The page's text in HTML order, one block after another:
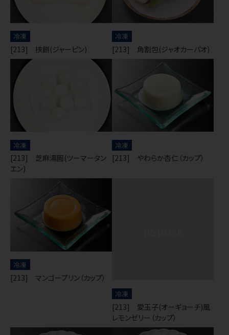
冷凍
[213] 挟餅(ジャーピン)
冷凍
[213] 角割包(ジャオカーパオ)
冷凍
[213] 芝麻湯圓(ツーマータン
エン)
冷凍
[213] やわらか杏仁（カップ）
冷凍
[213] マンゴープリン（カップ）
冷凍
[213] 愛玉子(オーギョーチ)風
レモンゼリー（カップ）